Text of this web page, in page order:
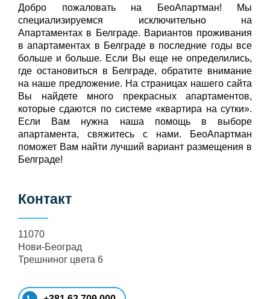
Добро пожаловать на БeoАпартман! Мы
специализируемся исключительно на
Апартаментах в Белграде. Вариантов проживания
в апартаментах в Белграде в последние годы все
больше и больше. Если Вы еще не определились,
где остановиться в Белграде, обратите внимание
на наше предложение. На страницах нашего сайта
Вы найдете много прекрасных апартаментов,
которые сдаются по системе «квартира на сутки».
Если Вам нужна наша помощь в выборе
апартамента, свяжитесь с нами. БеоАпартман
поможет Вам найти лучший вариант размещения в
Белграде!
Контакт
11070
Нови-Београд
Трешниног цвета 6